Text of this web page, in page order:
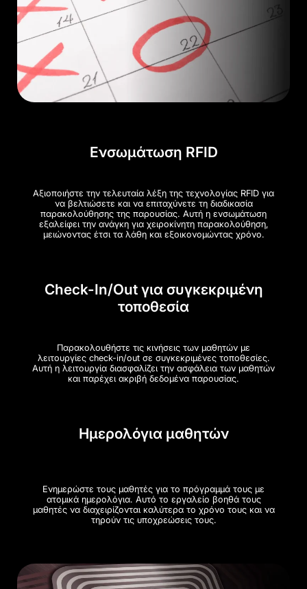
Ενσωμάτωση RFID
Αξιοποιήστε την τελευταία λέξη της τεχνολογίας RFID για
να βελτιώσετε και να επιταχύνετε τη διαδικασία
παρακολούθησης της παρουσίας. Αυτή η ενσωμάτωση
εξαλείφει την ανάγκη για χειροκίνητη παρακολούθηση,
μειώνοντας έτσι τα λάθη και εξοικονομώντας χρόνο.
Check-In/Out για συγκεκριμένη
τοποθεσία
Παρακολουθήστε τις κινήσεις των μαθητών με
λειτουργίες check-in/out σε συγκεκριμένες τοποθεσίες.
Αυτή η λειτουργία διασφαλίζει την ασφάλεια των μαθητών
και παρέχει ακριβή δεδομένα παρουσίας.
Ημερολόγια μαθητών
Ενημερώστε τους μαθητές για το πρόγραμμά τους με
ατομικά ημερολόγια. Αυτό το εργαλείο βοηθά τους
μαθητές να διαχειρίζονται καλύτερα το χρόνο τους και να
τηρούν τις υποχρεώσεις τους.